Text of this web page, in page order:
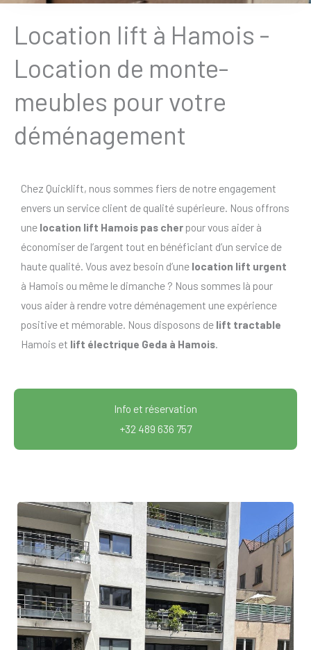
Location lift à Hamois -
Location de monte-
meubles pour votre
déménagement
Chez Quicklift, nous sommes fiers de notre engagement
envers un service client de qualité supérieure. Nous offrons
une location lift Hamois pas cher pour vous aider à
économiser de l’argent tout en bénéficiant d’un service de
haute qualité. Vous avez besoin d’une location lift urgent
à Hamois ou même le dimanche ? Nous sommes là pour
vous aider à rendre votre déménagement une expérience
positive et mémorable. Nous disposons de lift tractable
Hamois et lift électrique Geda à Hamois.
Info et réservation
+32 489 636 757